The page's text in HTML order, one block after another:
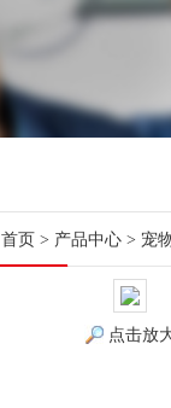
首页 > 产品中心 > 宠
点击放